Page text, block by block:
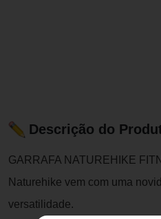
Descrição do
GARRAFA NATUREHIKE
Naturehike vem com uma
versatilidade.